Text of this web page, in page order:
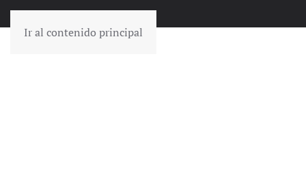
Ir al contenido principal